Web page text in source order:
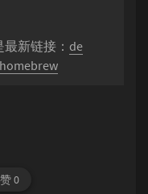
新链接： de
赞0